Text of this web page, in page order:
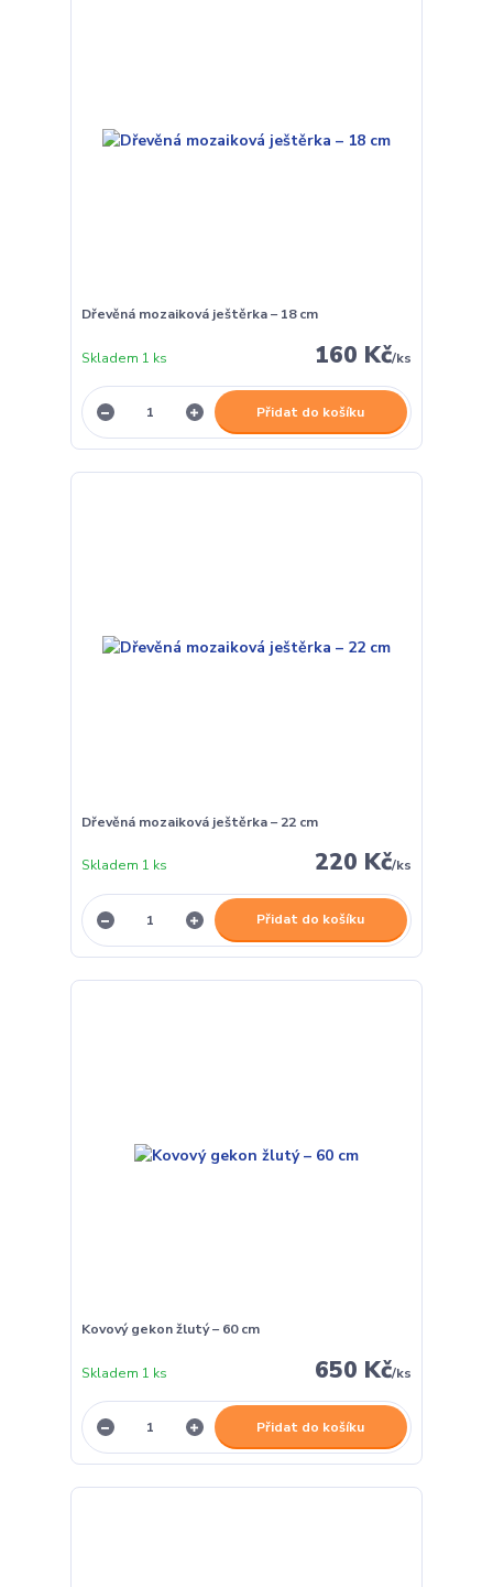
Dřevěná mozaiková ještěrka – 18 cm
160 Kč/ks
Skladem 1 ks
Přidat do košíku
Dřevěná mozaiková ještěrka – 22 cm
220 Kč/ks
Skladem 1 ks
Přidat do košíku
Kovový gekon žlutý – 60 cm
650 Kč/ks
Skladem 1 ks
Přidat do košíku